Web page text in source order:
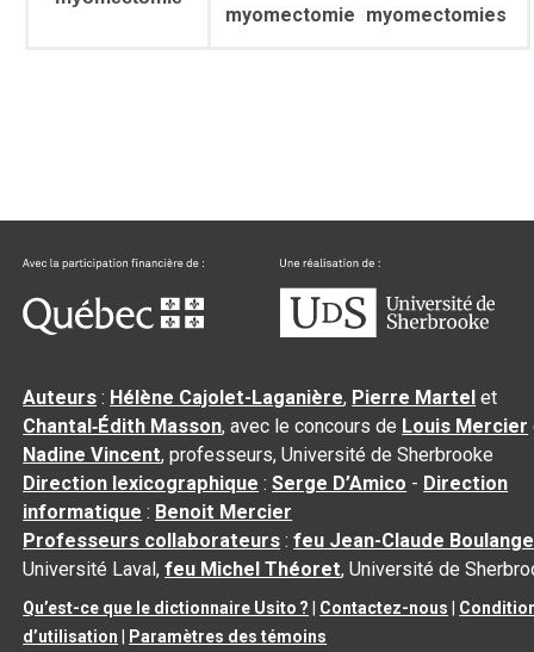
myomectomie myomectomies
Auteurs : Hélène Cajolet-Laganière, Pierre Martel et
Chantal‑Édith Masson, avec le concours de Louis Mercier
Nadine Vincent, professeurs, Université de Sherbrooke
Direction lexicographique :Serge D’Amico - Direction
informatique : Benoit Mercier
Professeurs collaborateurs :feu Jean-Claude
Université Laval,feu Michel Théoret, Université de
Qu’est-ce que le dictionnaire Usito ? Contactez-nous
d’utilisation
Paramètres des témoins